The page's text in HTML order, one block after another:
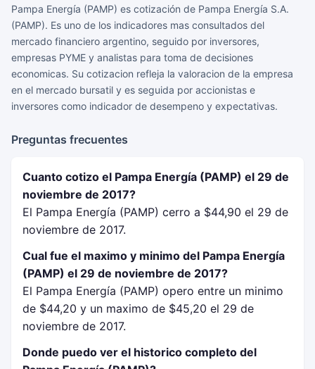
Pampa Energía (PAMP) es cotización de Pampa Energía S.A.
(PAMP). Es uno de los indicadores mas consultados del
mercado financiero argentino, seguido por inversores,
empresas PYME y analistas para toma de decisiones
economicas. Su cotizacion refleja la valoracion de la empresa
en el mercado bursatil y es seguida por accionistas e
inversores como indicador de desempeno y expectativas.
Preguntas frecuentes
Cuanto cotizo el Pampa Energía (PAMP) el 29 de
noviembre de 2017?
El Pampa Energía (PAMP) cerro a $44,90 el 29 de
noviembre de 2017.
Cual fue el maximo y minimo del Pampa Energía
(PAMP) el 29 de noviembre de 2017?
El Pampa Energía (PAMP) opero entre un minimo
de $44,20 y un maximo de $45,20 el 29 de
noviembre de 2017.
Donde puedo ver el historico completo del